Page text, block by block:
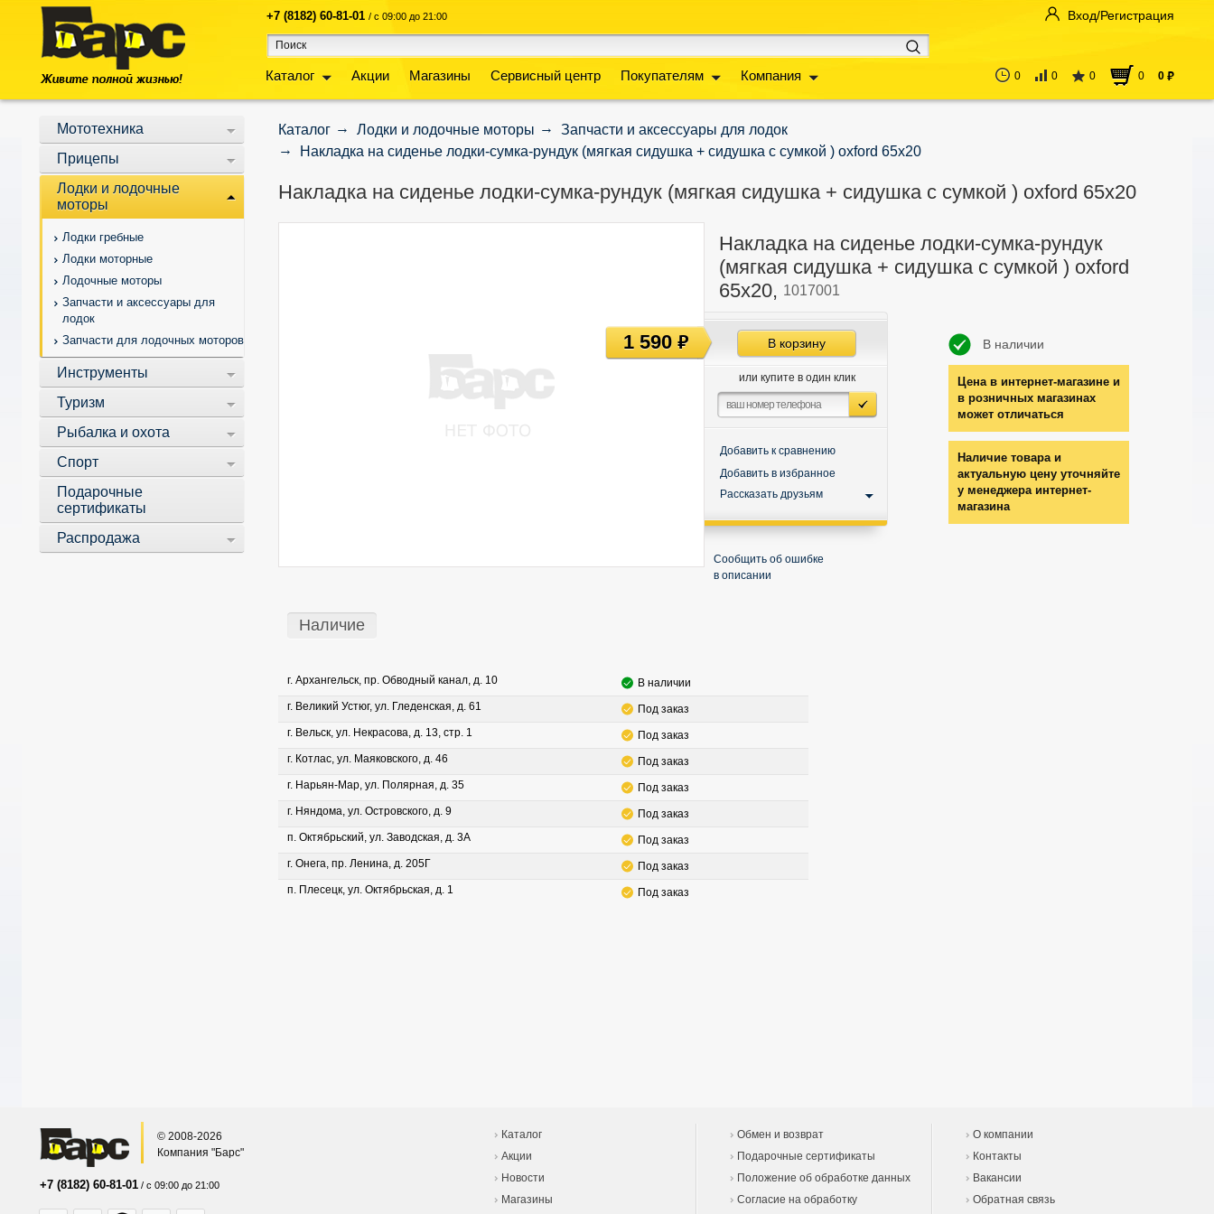
+7 (8182) 60-81-01 / с 09:00 до 21:00
Каталог Акции Магазины Сервисный центр Покупателям Компания
Вход/Регистрация
0 0 0 0 0 руб
Мототехника
Прицепы
Лодки и лодочные
моторы
Лодки гребные
Лодки моторные
Лодочные моторы
Запчасти и аксессуары для
лодок
Запчасти для лодочных моторов
Инструменты
Туризм
Рыбалка и охота
Спорт
Подарочные
сертификаты
Распродажа
Каталог Лодки и лодочные моторы
Запчасти и аксессуары для лодок
Накладка на сиденье лодки-сумка-рундук (мягкая сидушка + сидушка с сумкой ) oxford 65х20
Накладка на сиденье лодки-сумка-рундук (мягкая сидушка + сидушка с сумкой ) oxford 65х20
Накладка на сиденье лодки-сумка-рундук
(мягкая сидушка + сидушка с сумкой ) oxford
65х20, 1017001
В наличии
Цена в интернет-магазине и
в розничных магазинах
может отличаться
Наличие товара и
актуальную цену уточняйте
у менеджера интернет-
магазина
В корзину
или купите в один клик
Добавить к сравнению
Добавить в избранное
Рассказать друзьям
Сообщить об ошибке
в описании
1 590руб
Наличие
г. Архангельск, пр. Обводный канал, д. 10
В наличии
г. Великий Устюг, ул. Гледенская, д. 61
Под заказ
г. Вельск, ул. Некрасова, д. 13, стр. 1
Под заказ
г. Котлас, ул. Маяковского, д. 46
Под заказ
г. Нарьян-Мар, ул. Полярная, д. 35
Под заказ
г. Няндома, ул. Островского, д. 9
Под заказ
п. Октябрьский, ул. Заводская, д. 3А
Под заказ
г. Онега, пр. Ленина, д. 205Г
Под заказ
п. Плесецк, ул. Октябрьская, д. 1
Под заказ
© 2008-2026
Компания "Барс"
+7 (8182) 60-81-01 / с 09:00 до 21:00
Каталог
Акции
Новости
Магазины
Обмен и возврат
Подарочные сертификаты
Положение об обработке данных
Согласие на обработку
О компании
Контакты
Вакансии
Обратная связь